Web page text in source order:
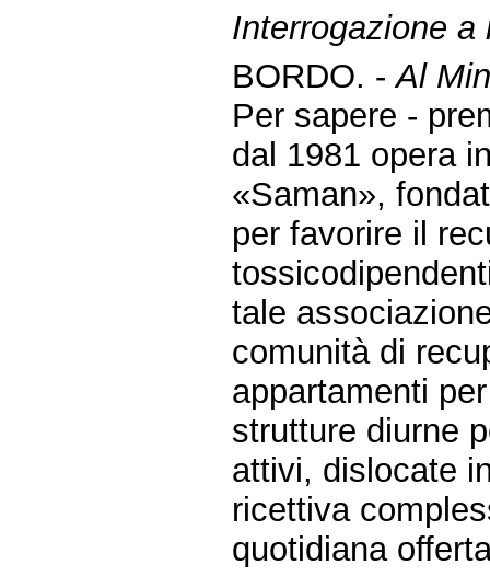
Interrogazione
BORDO. -Al
Per sapere -
dal 1981 opera
«Saman»,
per favorire il
tale
comunità di
appartamenti
strutture diurne
attivi, dislocate
ricettiva
quotidiana